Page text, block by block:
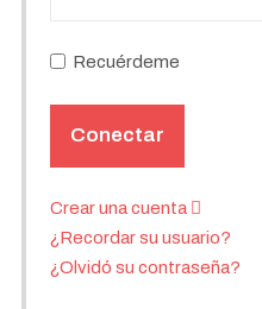
Recuérdeme
Conectar
Crear una cuenta
¿Recordar su usuario?
¿Olvidó su contraseña?